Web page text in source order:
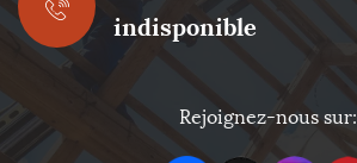
indisponible
Rejoignez-nous sur: